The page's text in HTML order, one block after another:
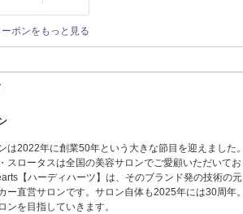
ポンをもっと見る
は2022年に創業50年という大きな節目を迎えました。
スロータスは全国の美容サロンでご愛顧いただいてお
【ハーディハーツ】は、そのブランド発の技術の元
ー直営サロンです。サロン自体も2025年には30周年。
ンを目指していきます。